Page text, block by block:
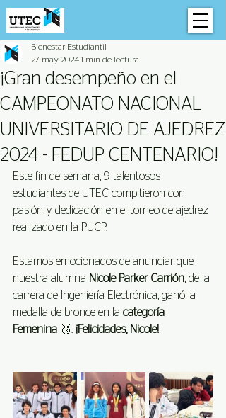
¡Gran desempeño en el
CAMPEONATO NACIONAL
UNIVERSITARIO DE AJEDREZ
2024 - FEDUP CENTENARIO!
Bienestar Estudiantil
27 may 20241 min de lectura
Este fin de semana, 9 talentosos
estudiantes de UTEC compitieron con
pasión y dedicación en el torneo de ajedrez
realizado en la PUCP.
Estamos emocionados de anunciar que
nuestra alumna Nicole Parker Carrión , de la
carrera de Ingeniería Electrónica, ganó la
medalla de bronce en la categoría
Femenina 🥉. ¡Felicidades, Nicole!